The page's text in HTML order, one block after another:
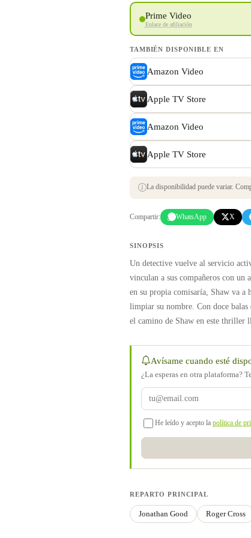
Prime Video
Enlace de afiliación
TAMBIÉN DISPONIBLE EN
Amazon Video
Apple TV Store
Amazon Video
Apple TV Store
La disponibilidad puede variar.
Compartir: WhatsApp X
SINOPSIS
Un detective vuelve al servicio
vinculan a sus compañeros con un
en su propia comisaría, Shaw va a
limpiar su nombre. Con doce
el camino de Shaw en este thriller
Avísame cuando esté
¿La esperas en otra plataforma?
He leído y acepto la política de
REPARTO PRINCIPAL
Jonathan Good Roger Cross